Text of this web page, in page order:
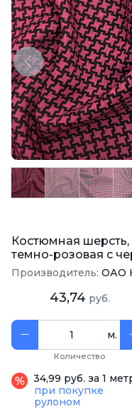
Previous
Костюмная шерсть,
темно-розовая с
Производитель: ОАО
43,74 руб.
м.
Количество
34,99 руб. за 1
при покупке
рулоном